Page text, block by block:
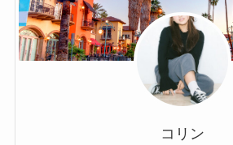
コリン